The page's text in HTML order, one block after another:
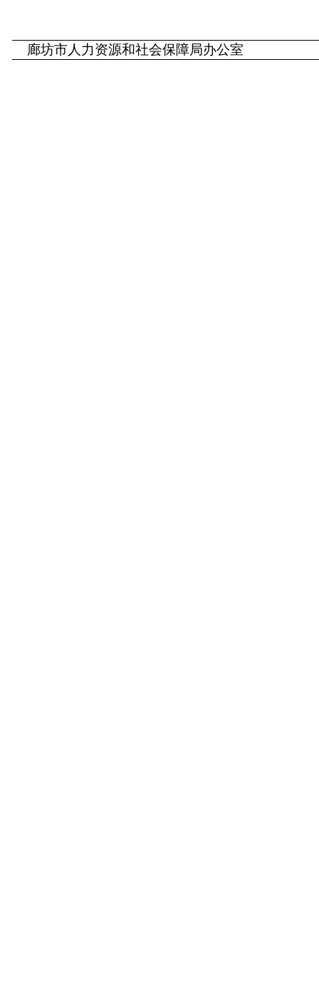
廊坊市人力资源和社会保障局办公室